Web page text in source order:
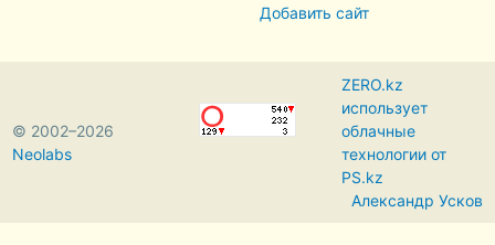
Добавить сайт
© 2002–2026
Neolabs
ZERO.kz
использует
облачные
технологии от
PS.kz
Александр Усков